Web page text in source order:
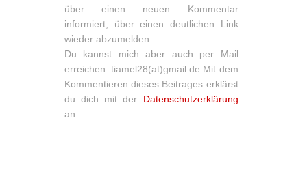
über einen neuen Kommentar
informiert, über einen deutlichen Link
wieder abzumelden.
Du kannst mich aber auch per Mail
erreichen: tiamel28(at)gmail.de Mit dem
Kommentieren dieses Beitrages erklärst
du dich mit der Datenschutzerklärung
an.